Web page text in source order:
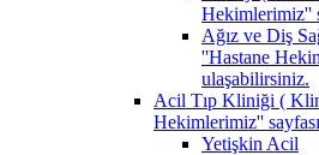
Hekimlerimiz''
Ağız ve Diş
''Hastane
ulaşabilirsiniz.
Acil Tıp Kliniği (
Hekimlerimiz''
Yetişkin Acil